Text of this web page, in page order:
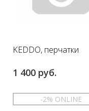
KEDDO, перчатки
1 400 руб.
-2% ONLINE